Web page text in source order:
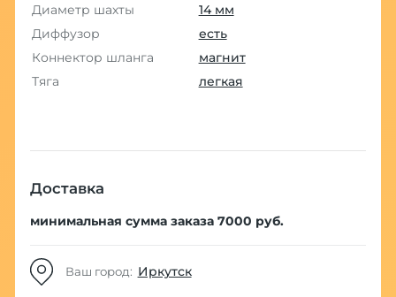
Диаметр шахты
14 мм
Диффузор
есть
Коннектор шланга
магнит
Тяга
легкая
Доставка
минимальная сумма заказа 7000 руб.
Ваш город: Иркутск